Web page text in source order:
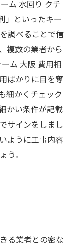
ム 水回り クチ
」といったキー
調べることで信
複数の業者から
ム 大阪 費用相
ばかりに目を奪
細かくチェック
かい条件が記載
サインをしまし
ように工事内容
う。
る業者との密な